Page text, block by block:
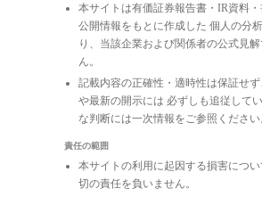
本サイトは有価証券報告書・IR資料
公開情報をもとに作成した 個人の分
り、当該企業および関係者の公式見
ん。
記載内容の正確性・適時性は保証せ
や最新の開示には 必ずしも追従して
な判断には一次情報をご参照ください
責任の範囲
本サイトの利用に起因する損害につ
切の責任を負いません。